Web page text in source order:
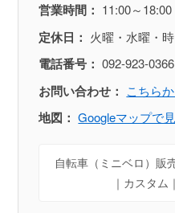
営業時間： 11:00～18:00
定休日： 火曜・水曜・
電話番号： 092-923-0366
お問い合わせ： こちら
地図： Googleマップで
自転車（ミニベロ）販
｜カスタム